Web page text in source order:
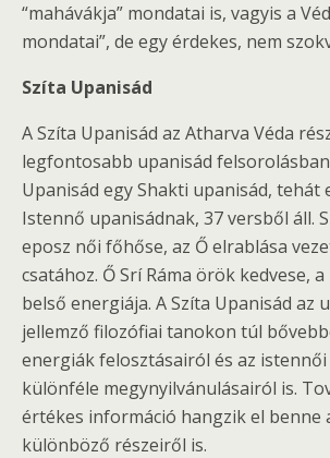
“mahávákja” mondatai is, vagyis a
mondatai”, de egy érdekes, nem
Szíta Upanisád
A Szíta Upanisád az Atharva Véda
legfontosabb upanisád felsorolásban
Upanisád egy Shakti upanisád, tehát
Istennő upanisádnak, 37 versből áll.
eposz női főhőse, az Ő elrablása
csatához. Ő Srí Ráma örök kedvese,
belső energiája. A Szíta Upanisád az
jellemző filozófiai tanokon túl
energiák felosztásairól és az
különféle megynyilvánulásairól is.
értékes információ hangzik el benne
különböző részeiről is.